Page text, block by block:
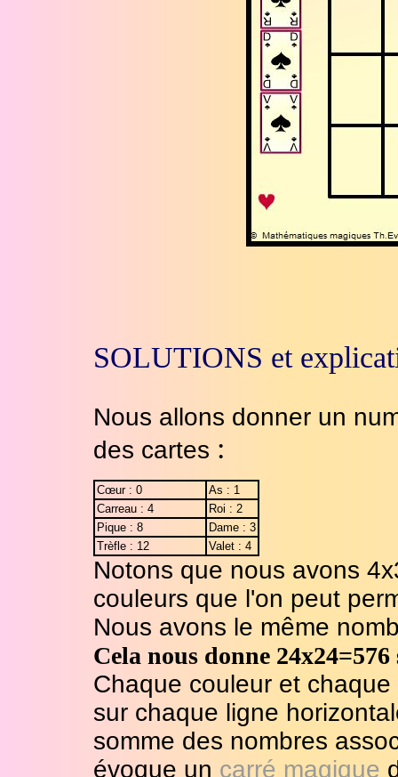
SOLUTIONS et
Nous allons donner un
des cartes :
Cœur : 0
As : 1
Carreau : 4
Roi : 2
Pique : 8
Dame : 3
Trèfle : 12
Valet : 4
Notons que nous avons
couleurs que l'on peut
Nous avons le même
Cela nous donne
Chaque couleur et
sur chaque ligne
somme des nombres
évoque un carré magique